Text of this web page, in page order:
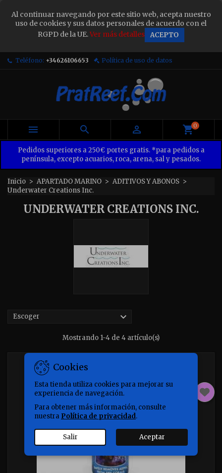
Al continuar navegando por este sitio web, acepta nuestro
uso de cookies y sus datos personales de acuerdo con el
RGPD de la UE.Ver más detalles ACEPTO
Teléfono: +34626106653 Política de uso de datos
   0
Pedidos superiores a 250€ portes gratis. *para pedidos a
península, excepto acuarios, roca, arena, sal y pesados.
Inicio APARTADO MARINO
ADITIVOS Y ABONOS
Underwater Creations Inc.
UNDERWATER CREATIONS INC.
Escoger 
Mostrando 1-4 de 4 artículo(s)
Cookies
Esta tienda utiliza cookies para mejorar su
experiencia de navegación.
Para obtener más información, consulte
nuestra Política de privacidad.
Salir Aceptar
Sign in ×
You need to be logged in to save products in your
wish list.